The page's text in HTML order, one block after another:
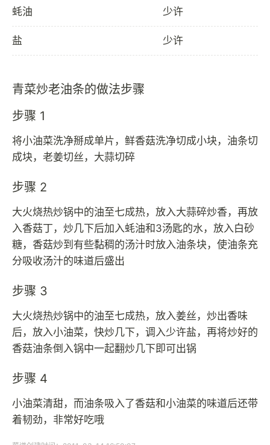
蚝油 少许
盐 少许
青菜炒老油条的做法步骤
步骤 1
将小油菜洗净掰成单片，鲜香菇洗净切成小块，油条切
成块，老姜切丝，大蒜切碎
步骤 2
大火烧热炒锅中的油至七成热，放入大蒜碎炒香，再放
入香菇丁，炒几下后加入蚝油和3汤匙的水，放入白砂
糖，香菇炒到有些黏稠的汤汁时放入油条块，使油条充
分吸收汤汁的味道后盛出
步骤 3
大火烧热炒锅中的油至七成热，放入姜丝，炒出香味
后，放入小油菜，快炒几下，调入少许盐，再将炒好的
香菇油条倒入锅中一起翻炒几下即可出锅
步骤 4
小油菜清甜，而油条吸入了香菇和小油菜的味道后还带
着韧劲，非常好吃哦